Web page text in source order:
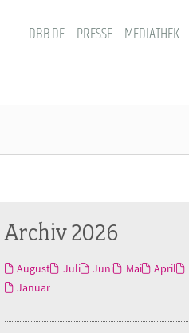
DBB.DE PRESSE MEDIATHEK
Archiv 2026
August Juli Juni Mai April
Januar